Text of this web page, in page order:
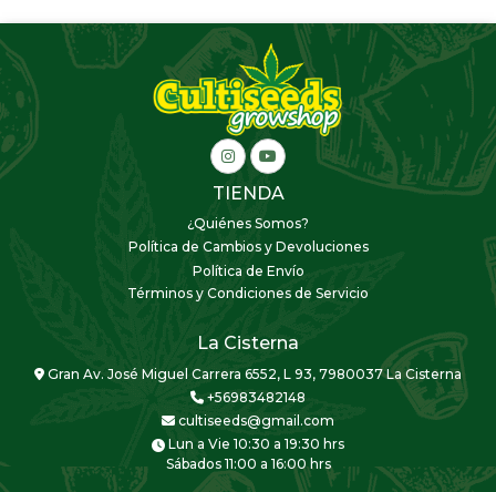
TIENDA
¿Quiénes Somos?
Política de Cambios y Devoluciones
Política de Envío
Términos y Condiciones de Servicio
La Cisterna
Gran Av. José Miguel Carrera 6552, L 93, 7980037 La Cisterna
+56983482148
cultiseeds@gmail.com
Lun a Vie 10:30 a 19:30 hrs
Sábados 11:00 a 16:00 hrs